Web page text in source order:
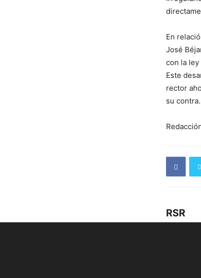
En
José
con la
Este
rector
su contra.
RSR